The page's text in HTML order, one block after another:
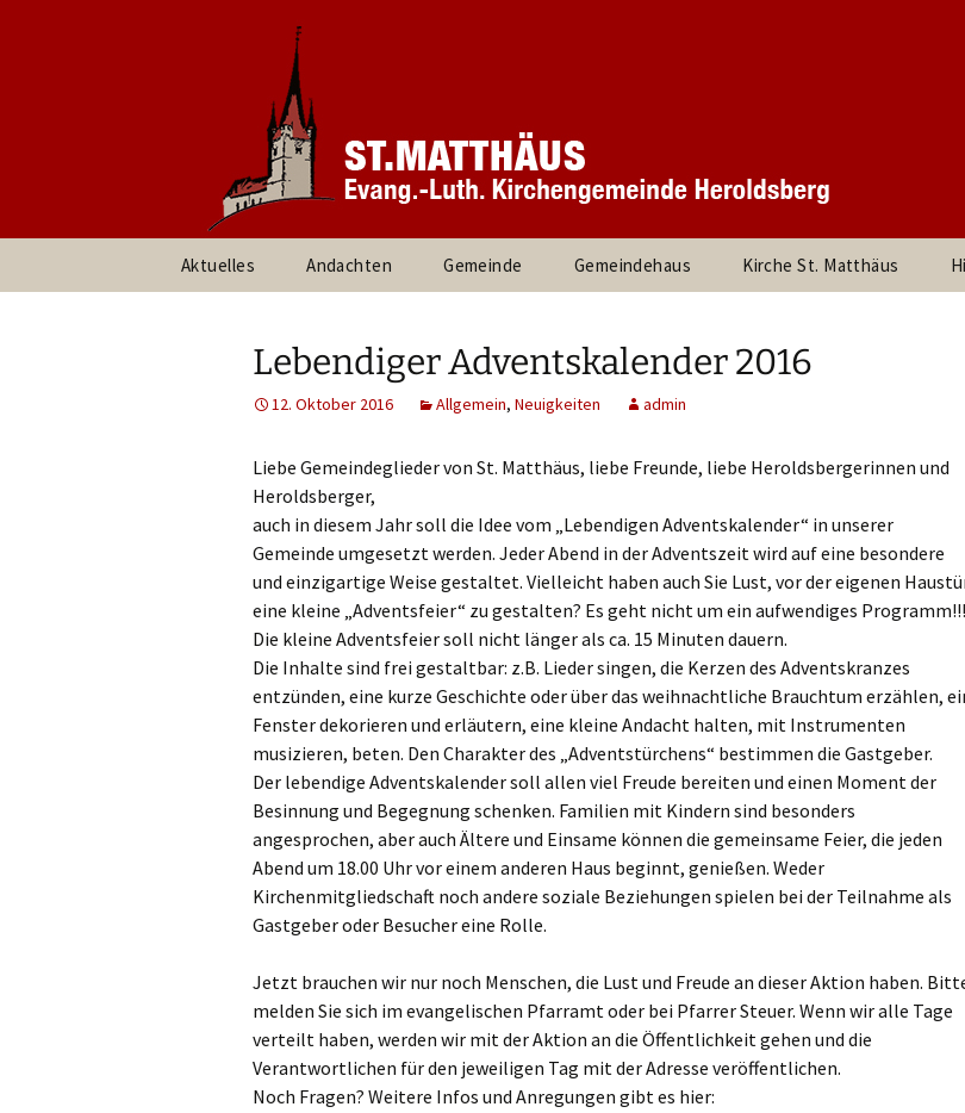
Evang.
Heroldsberg
Informationen rund um unsere Kirchengemeinde
Aktuelles Andachten Gemeinde
Senioren
Freundeskreis Saransk
Matthäus Heroldsberg
Umwelttips
Gottesdienste und
einBlick –
Gemeindebrief
Gemeindehaus Kirche St. Matthäus
Lebendiger Adventskalender 2016
12. Oktober 2016 Allgemein, Neuigkeiten admin
Liebe Gemeindeglieder von St. Matthäus, liebe Freunde, liebe Heroldsbergerinnen und
Heroldsberger,
auch in diesem Jahr soll die Idee vom „Lebendigen Adventskalender“ in unserer
Gemeinde umgesetzt werden. Jeder Abend in der Adventszeit wird auf eine besondere
und einzigartige Weise gestaltet. Vielleicht haben auch Sie Lust, vor der eigenen
eine kleine „Adventsfeier“ zu gestalten? Es geht nicht um ein aufwendiges Programm!!!
Die kleine Adventsfeier soll nicht länger als ca. 15 Minuten dauern.
Die Inhalte sind frei gestaltbar: z.B. Lieder singen, die Kerzen des Adventskranzes
entzünden, eine kurze Geschichte oder über das weihnachtliche Brauchtum erzählen,
Fenster dekorieren und erläutern, eine kleine Andacht halten, mit Instrumenten
musizieren, beten. Den Charakter des „Adventstürchens“ bestimmen die Gastgeber.
Der lebendige Adventskalender soll allen viel Freude bereiten und einen Moment der
Besinnung und Begegnung schenken. Familien mit Kindern sind besonders
angesprochen, aber auch Ältere und Einsame können die gemeinsame Feier, die jeden
Abend um 18.00 Uhr vor einem anderen Haus beginnt, genießen. Weder
Kirchenmitgliedschaft noch andere soziale Beziehungen spielen bei der Teilnahme als
Gastgeber oder Besucher eine Rolle.
Jetzt brauchen wir nur noch Menschen, die Lust und Freude an dieser Aktion haben.
melden Sie sich im evangelischen Pfarramt oder bei Pfarrer Steuer. Wenn wir alle Tage
verteilt haben, werden wir mit der Aktion an die Öffentlichkeit gehen und die
Verantwortlichen für den jeweiligen Tag mit der Adresse veröffentlichen.
Noch Fragen? Weitere Infos und Anregungen gibt es hier: